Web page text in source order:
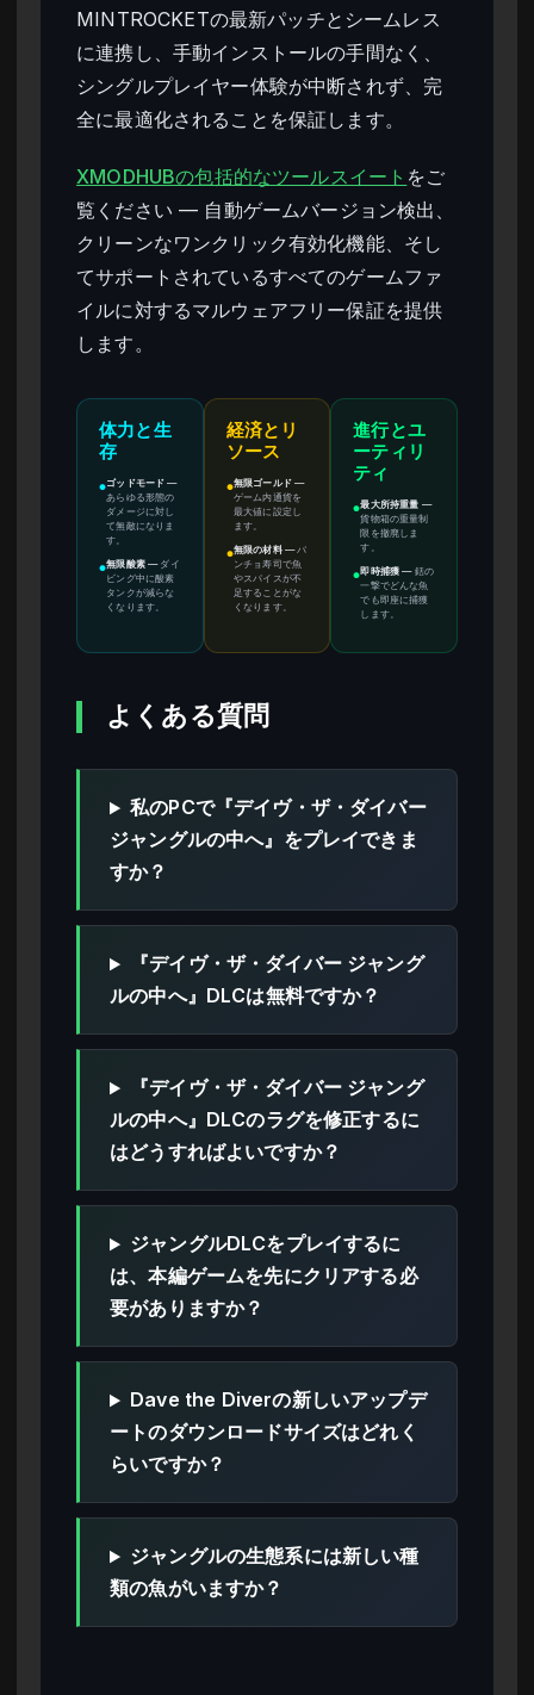
MINTROCKETの最新パッチとシームレス
に連携し、手動インストールの手間なく、
シングルプレイヤー体験が中断されず、完
全に最適化されることを保証します。
XMODHUBの包括的なツールスイート をご
覧ください — 自動ゲームバージョン検出、
クリーンなワンクリック有効化機能、そし
てサポートされているすべてのゲームファ
イルに対するマルウェアフリー保証を提供
します。
体力と生
存
●ゴッドモード —
あらゆる形態の
ダメージに対し
て無敵になりま
す。
●無限酸素— ダイ
ビング中に酸素
タンクが減らな
くなります。
経済とリ
ソース
●無限ゴールド—
ゲーム内通貨を
最大値に設定し
ます。
●無限の材料—バ
ンチョ寿司で魚
やスパイスが不
足することがな
くなります。
進行とユ
ーティリ
ティ
●最大所持重量 —
貨物箱の重量制
限を撤廃しま
す。
●即時捕獲 — 銛の
一撃でどんな魚
でも即座に捕獲
します。
よくある質問
私のPCで『デイヴ・ザ・ダイバー
ジャングルの中へ』をプレイできま
すか？
『デイヴ・ザ・ダイバー ジャング
ルの中へ』DLCは無料ですか？
『デイヴ・ザ・ダイバー ジャング
ルの中へ』DLCのラグを修正するに
はどうすればよいですか？
ジャングルDLCをプレイするに
は、本編ゲームを先にクリアする必
要がありますか？
Dave the Diverの新しいアップデ
ートのダウンロードサイズはどれく
らいですか？
ジャングルの生態系には新しい種
類の魚がいますか？